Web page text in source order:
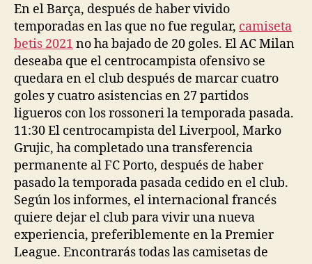
En el Barça, después de haber vivido
temporadas en las que no fue regular, camiseta
betis 2021 no ha bajado de 20 goles. El AC Milan
deseaba que el centrocampista ofensivo se
quedara en el club después de marcar cuatro
goles y cuatro asistencias en 27 partidos
ligueros con los rossoneri la temporada pasada.
11:30 El centrocampista del Liverpool, Marko
Grujic, ha completado una transferencia
permanente al FC Porto, después de haber
pasado la temporada pasada cedido en el club.
Según los informes, el internacional francés
quiere dejar el club para vivir una nueva
experiencia, preferiblemente en la Premier
League. Encontrarás todas las camisetas de